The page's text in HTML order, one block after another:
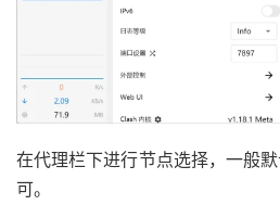
在代理栏下进行节点选择，一般
可。